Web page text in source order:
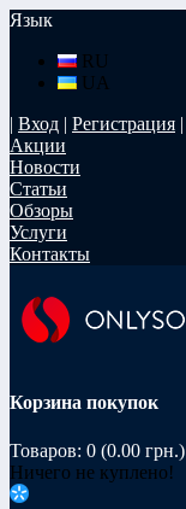
Язык
RU
UA
| Вход | Регистрация |
Акции
Новости
Статьи
Обзоры
Услуги
Контакты
Корзина покупок
Товаров: 0 (0.00 грн.)
Ничего не куплено!